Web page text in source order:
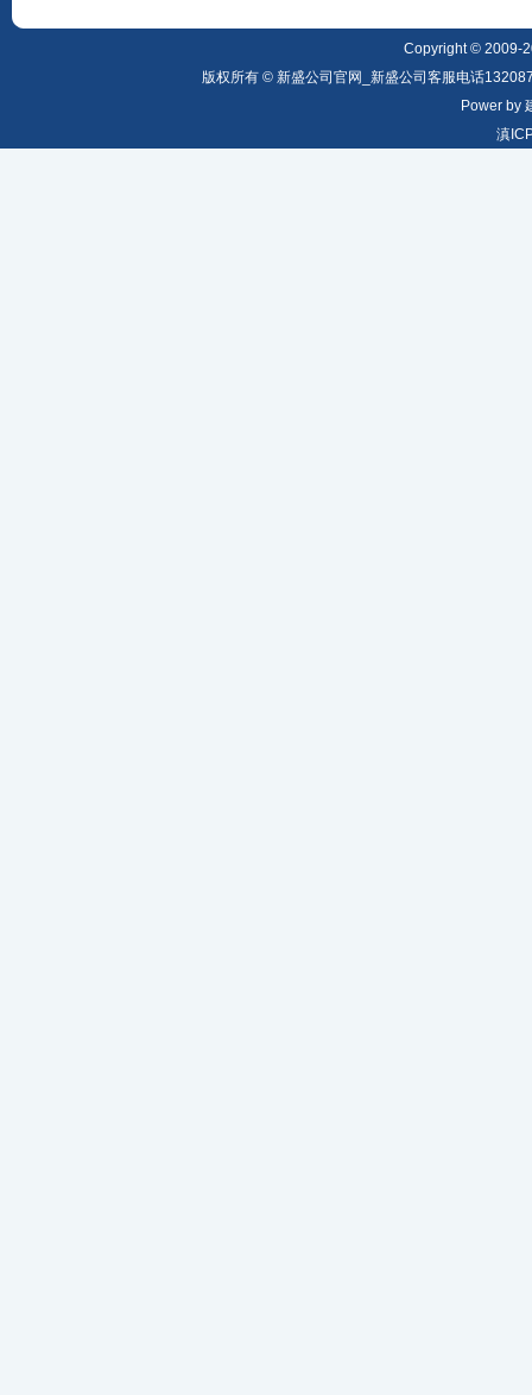
Copyright © 2009-
版权所有 © 新盛公司官网_新盛公司客服电话
Power by
滇